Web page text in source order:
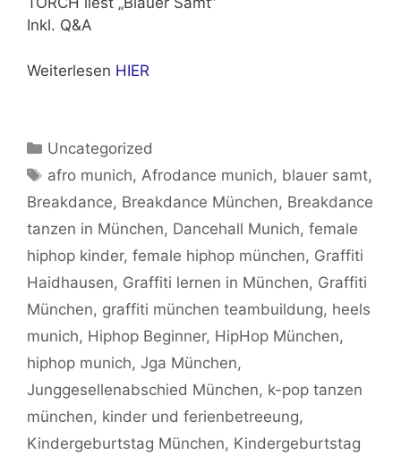
Inkl. Q&A
Weiterlesen HIER
Kategorien
Uncategorized
Schlagwörter
afro munich,Afrodance munich, blauer samt,
Breakdance, Breakdance München, Breakdance
tanzen in München, Dancehall Munich, female
hiphop kinder, female hiphop münchen, Graffiti
Haidhausen, Graffiti lernen in München, Graffiti
München, graffiti münchen teambuildung, heels
munich, Hiphop Beginner, HipHop München,
hiphop munich, Jga München,
Junggesellenabschied München, k-pop tanzen
münchen, kinder und ferienbetreeung,
Kindergeburtstag München, Kindergeburtstag